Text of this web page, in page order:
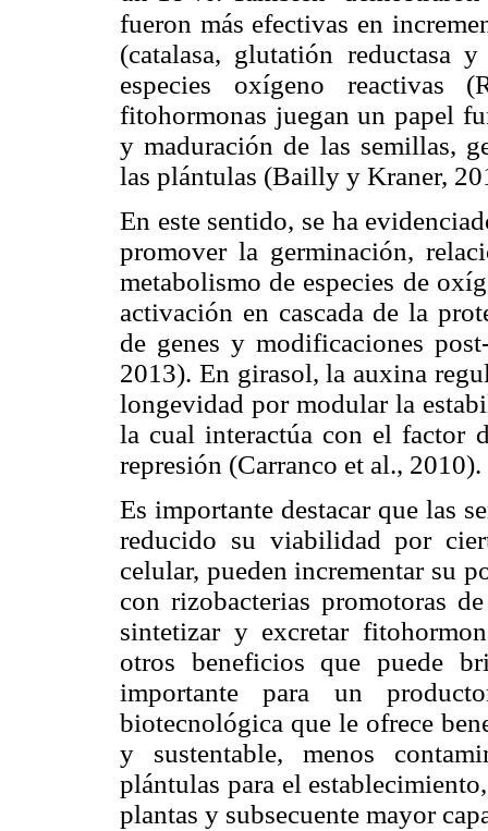
fueron más efectivas en
(catalasa, glutatión reductasa
especies oxígeno reactivas
fitohormonas juegan un papel
y maduración de las semillas,
las plántulas (Bailly y Kraner,
En este sentido, se ha
promover la germinación,
metabolismo de especies de
activación en cascada de la
de genes y modificaciones
2013). En girasol, la auxina
longevidad por modular la
la cual interactúa con el factor
represión (Carranco et al., 2010).
Es importante destacar que las
reducido su viabilidad por
celular, pueden incrementar su
con rizobacterias promotoras
sintetizar y excretar
otros beneficios que puede
importante para un
biotecnológica que le ofrece
y sustentable, menos
plántulas para el
plantas y subsecuente mayor